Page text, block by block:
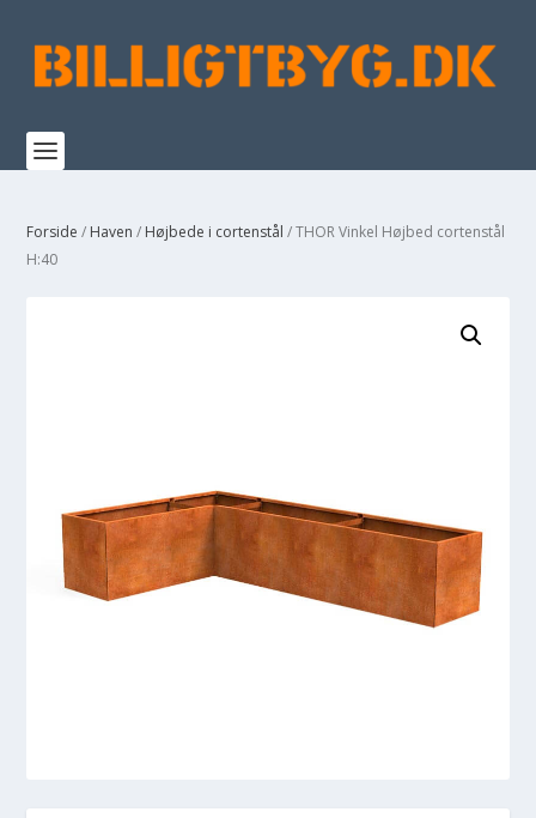
Forside / Haven / Højbede i cortenstål / THOR Vinkel Højbed cortenstål
H:40